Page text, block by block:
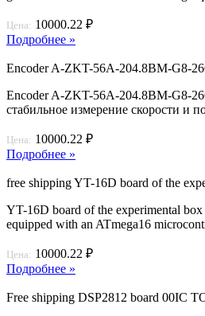
Цена: 10000.22 ₽
Подробнее »
Encoder A-ZKT-56A-204.8BM-G8-
Encoder A-ZKT-56A-204.8BM-G8-
стабильное измерение скорости и
Цена: 10000.22 ₽
Подробнее »
free shipping YT-16D board of the
YT-16D board of the experimental
equipped with an ATmega16
Цена: 10000.22 ₽
Подробнее »
Free shipping DSP2812 board 00IC